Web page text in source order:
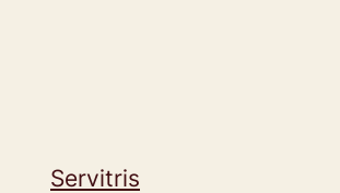
Servitris